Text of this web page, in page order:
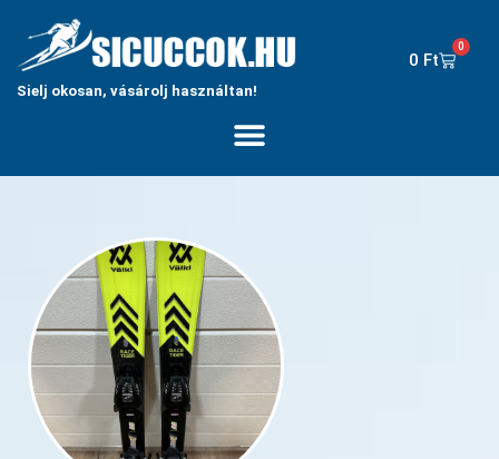
Sielj okosan, vásárolj használtan!
0 Ft
0